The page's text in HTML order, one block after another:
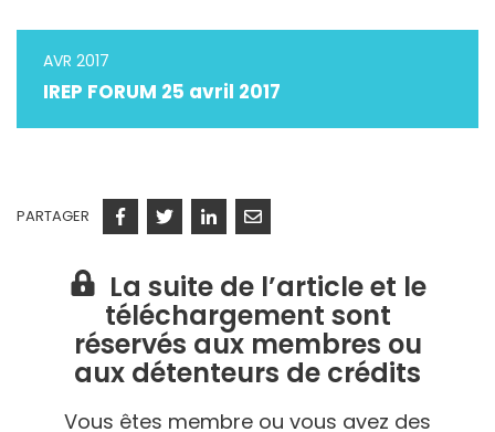
AVR 2017
IREP FORUM 25 avril 2017
PARTAGER Facebook
TwitterLinkedinCourriel
La suite de l’article et le
téléchargement sont
réservés aux membres ou
aux détenteurs de crédits
Vous êtes membre ou vous avez des